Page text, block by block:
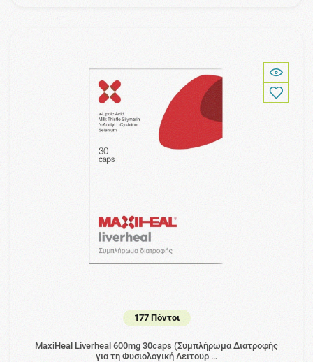
177 Πόντοι
MaxiHeal Liverheal 600mg 30caps (Συμπλήρωμα Διατροφής
για τη Φυσιολογική Λειτουρ …